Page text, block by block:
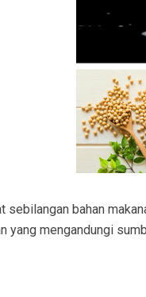
sebilangan bahan
yang mengandungi